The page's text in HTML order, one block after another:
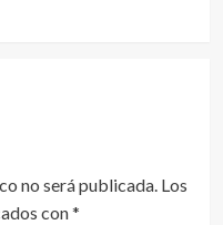
no será publicada. Los
con*